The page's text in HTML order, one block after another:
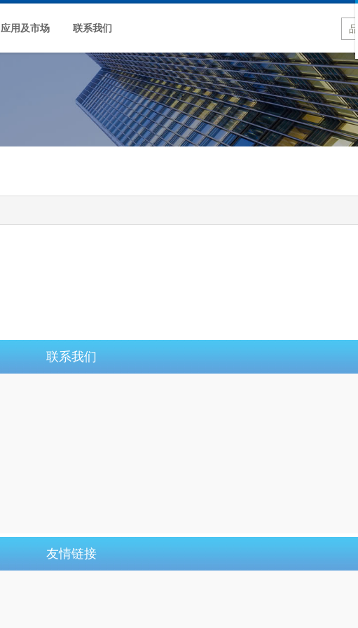
应用及市场 联系我们
联系我们
友情链接